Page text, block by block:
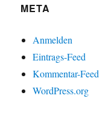
META
Anmelden
Eintrags-Feed
Kommentar-Feed
WordPress.org